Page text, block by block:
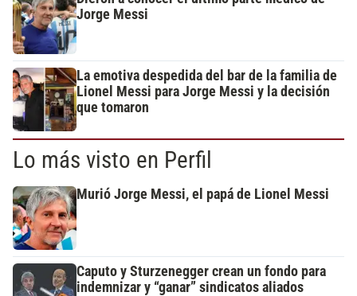
Jorge Messi
La emotiva despedida del bar de la familia de
Lionel Messi para Jorge Messi y la decisión
que tomaron
Lo más visto en Perfil
Murió Jorge Messi, el papá de Lionel Messi
Caputo y Sturzenegger crean un fondo para
indemnizar y “ganar” sindicatos aliados